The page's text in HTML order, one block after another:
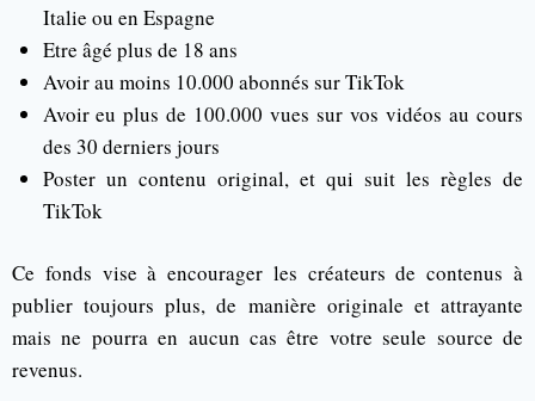
Italie ou en Espagne
Etre âgé plus de 18 ans
Avoir au moins 10.000 abonnés sur TikTok
Avoir eu plus de 100.000 vues sur vos vidéos au cours
des 30 derniers jours
Poster un contenu original, et qui suit les règles de
TikTok
Ce fonds vise à encourager les créateurs de contenus à
publier toujours plus, de manière originale et attrayante
mais ne pourra en aucun cas être votre seule source de
revenus.